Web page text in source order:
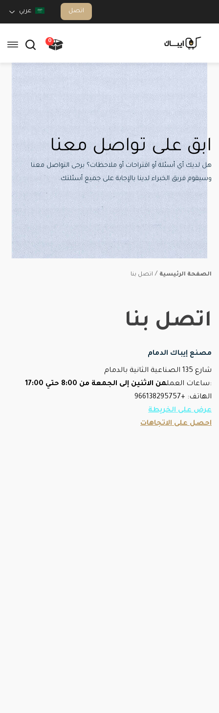
اتصل عربي
0
ابق على تواصل معنا
هل لديك أي أسئلة أو اقتراحات أو ملاحظات؟ يرجى التواصل معنا
وسيقوم فريق الخبراء لدينا بالإجابة على جميع أسئلتك.
الصفحة الرئيسية / اتصل بنا
اتصل بنا
مصنع إيباك الدمام
شارع 135 الصناعية الثانية بالدمام
:ساعات العملمن الاثنين إلى الجمعة من 8:00 حتي 17:00
الهاتف: +966138295757
عرض على الخريطة
احصل على الاتجاهات